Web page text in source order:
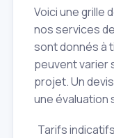
Voici une grille
nos services
sont donnés à
peuvent varier
projet. Un
une évaluation
Tarifs